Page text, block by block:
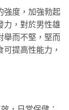
強度，加強勃起
力，對於男性雄
舉而不堅，堅而
提高性能力，